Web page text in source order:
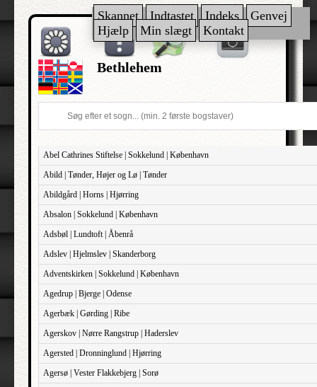
Skannet Indtastet Indeks
Genvej
Hjælp
Min slægt Kontakt
Bethlehem
Abel Cathrines Stiftelse | Sokkelund | København
Abild | Tønder, Højer og Lø | Tønder
Abildgård | Horns | Hjørring
Absalon | Sokkelund | København
Adsbøl | Lundtoft | Åbenrå
Adslev | Hjelmslev | Skanderborg
Adventskirken | Sokkelund | København
Agedrup | Bjerge | Odense
Agerbæk | Gørding | Ribe
Agerskov | Nørre Rangstrup | Haderslev
Agersted | Dronninglund | Hjørring
Agersø | Vester Flakkebjerg | Sorø